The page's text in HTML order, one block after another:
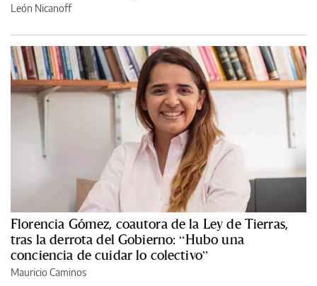
León Nicanoff
Florencia Gómez, coautora de la Ley de Tierras,
tras la derrota del Gobierno: “Hubo una
conciencia de cuidar lo colectivo”
Mauricio Caminos